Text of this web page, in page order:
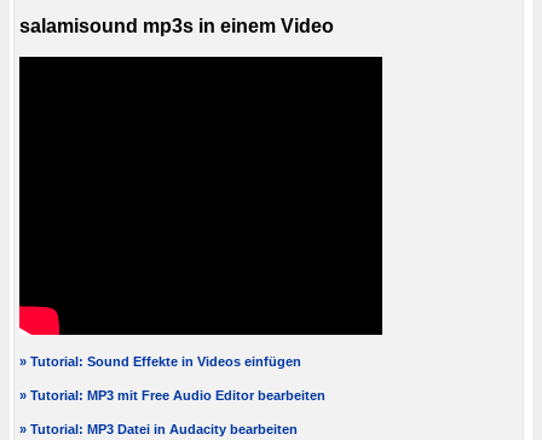
salamisound mp3s in einem Video
» Tutorial: Sound Effekte in Videos einfügen
» Tutorial: MP3 mit Free Audio Editor bearbeiten
» Tutorial: MP3 Datei in Audacity bearbeiten